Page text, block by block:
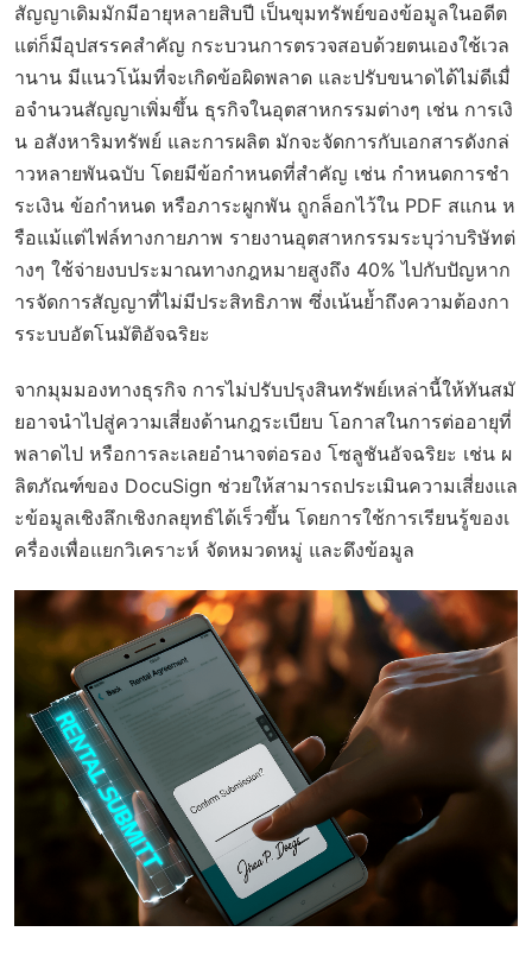
สัญญาเดิมมักมีอายุหลายสิบปี เป็นขุมทรัพย์ของข้อมูลในอดีต
แต่ก็มีอุปสรรคสำคัญ กระบวนการตรวจสอบด้วยตนเองใช้เวล
านาน มีแนวโน้มที่จะเกิดข้อผิดพลาด และปรับขนาดได้ไม่ดีเมื่
อจำนวนสัญญาเพิ่มขึ้น ธุรกิจในอุตสาหกรรมต่างๆ เช่น การเงิ
น อสังหาริมทรัพย์ และการผลิต มักจะจัดการกับเอกสารดังกล่
าวหลายพันฉบับ โดยมีข้อกำหนดที่สำคัญ เช่น กำหนดการชำ
ระเงิน ข้อกำหนด หรือภาระผูกพัน ถูกล็อกไว้ใน PDF สแกน ห
รือแม้แต่ไฟล์ทางกายภาพ รายงานอุตสาหกรรมระบุว่าบริษัทต่
างๆ ใช้จ่ายงบประมาณทางกฎหมายสูงถึง 40% ไปกับปัญหาก
ารจัดการสัญญาที่ไม่มีประสิทธิภาพ ซึ่งเน้นย้ำถึงความต้องกา
รระบบอัตโนมัติอัจฉริยะ
จากมุมมองทางธุรกิจ การไม่ปรับปรุงสินทรัพย์เหล่านี้ให้ทันสมั
ยอาจนำไปสู่ความเสี่ยงด้านกฎระเบียบ โอกาสในการต่ออายุที่
พลาดไป หรือการละเลยอำนาจต่อรอง โซลูชันอัจฉริยะ เช่น ผ
ลิตภัณฑ์ของ DocuSign ช่วยให้สามารถประเมินความเสี่ยงแล
ะข้อมูลเชิงลึกเชิงกลยุทธ์ได้เร็วขึ้น โดยการใช้การเรียนรู้ของเ
ครื่องเพื่อแยกวิเคราะห์ จัดหมวดหมู่ และดึงข้อมูล